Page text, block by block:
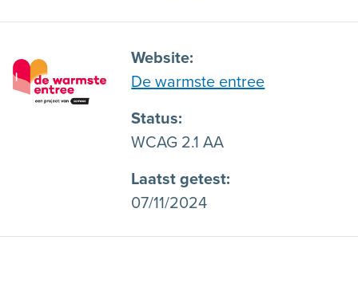
Website
De warmste entree
Status
WCAG 2.1 AA
Laatst getest
07/11/2024